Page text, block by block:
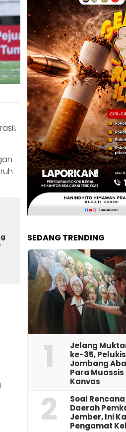
SEDANG TRENDING
1
Jelang
ke-35,
Jombang
Para
Kanvas
2
‎Soal
Daerah
Jember, Ini
Pengamat